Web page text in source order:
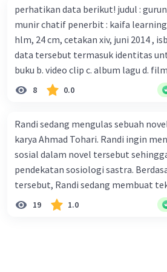
serangan virus Corona dengan
tersebut. B. Para ilmuan perlu
corona yang menjadi masalah besar
karena persebarannya sangat cepat.
mawas diri dan menjaga kesehatan
serangan virus corona yang mulai
D. Virus corona menjadi masalah
perhatikan data berikut! judul : gurunya manusia penulis :
munir chatif penerbit : kaifa learning dimensi : xx = 256
hlm, 24 cm, cetakan xiv, juni 2014 , isbn : 978 602 8994 44 6
data tersebut termasuk identitas
buku b. video clip c. album lagu d. film
8 0.0
Randi sedang mengulas sebuah
karya Ahmad Tohari. Randi ingin
sosial dalam novel tersebut
pendekatan sosiologi sastra. Berdasarkan ilustrasi
tersebut, Randi sedang membuat
deskriptif B. objektif C. informatif
19 1.0